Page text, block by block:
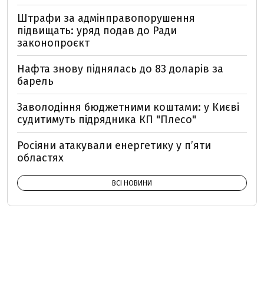
Штрафи за адмінправопорушення
підвищать: уряд подав до Ради
законопроєкт
Нафта знову піднялась до 83 доларів за
барель
Заволодіння бюджетними коштами: у Києві
судитимуть підрядника КП "Плесо"
Росіяни атакували енергетику у пʼяти
областях
ВСІ НОВИНИ